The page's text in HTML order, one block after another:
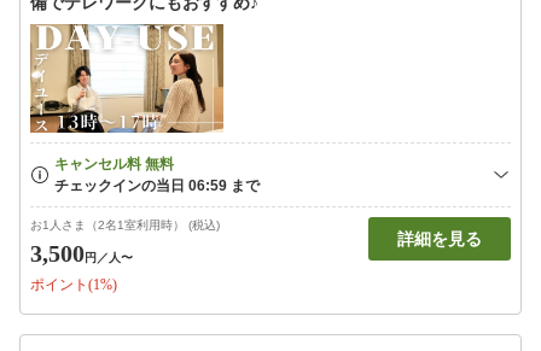
お1人さま（2名1室利用時） (税込)
3,500円 ／人〜
ポイント(1%)
詳細を見る